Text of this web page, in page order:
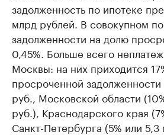
задолженность по ипотеке
млрд рублей. В совокупном
задолженности на долю
0,45%. Больше всего
Москвы: на них приходится
просроченной
руб., Московской области
руб.), Краснодарского края
Санкт-Петербурга (5% или 5,3